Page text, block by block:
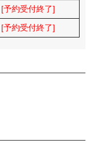
[予約受付終了]
[予約受付終了]